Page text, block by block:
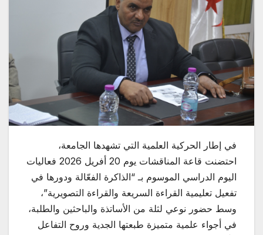
في إطار الحركية العلمية التي تشهدها الجامعة،
احتضنت قاعة المناقشات يوم 20 أفريل 2026 فعاليات
اليوم الدراسي الموسوم بـ “الذاكرة الفعّالة ودورها في
تفعيل تعليمية القراءة السريعة والقراءة التصويرية”،
وسط حضور نوعي لثلة من الأساتذة والباحثين والطلبة،
في أجواء علمية متميزة طبعتها الجدية وروح التفاعل